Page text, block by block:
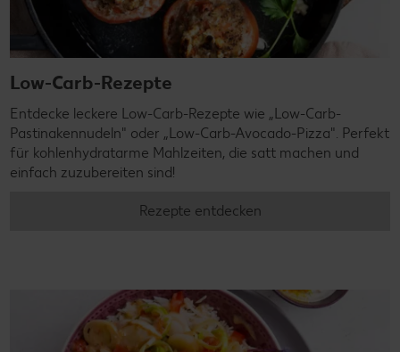
Low-Carb-Rezepte
Entdecke leckere Low-Carb-Rezepte wie „Low-Carb-
Pastinakennudeln" oder „Low-Carb-Avocado-Pizza". Perfekt
für kohlenhydratarme Mahlzeiten, die satt machen und
einfach zuzubereiten sind!
Rezepte entdecken